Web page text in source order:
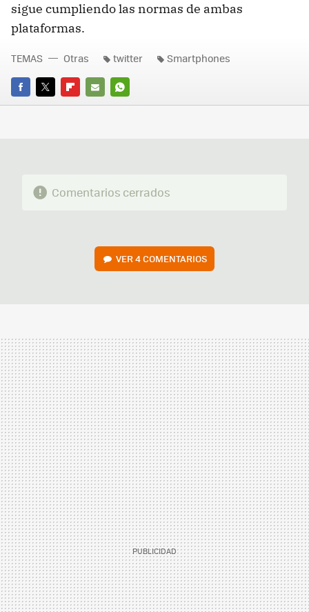
sigue cumpliendo las normas de ambas
plataformas.
FACEBOOK
TWITTERFLIPBOARD
E-
WHATSAPP
TEMAS Otras twitter Smartphones
Comentarios cerrados
VER4 COMENTARIOS